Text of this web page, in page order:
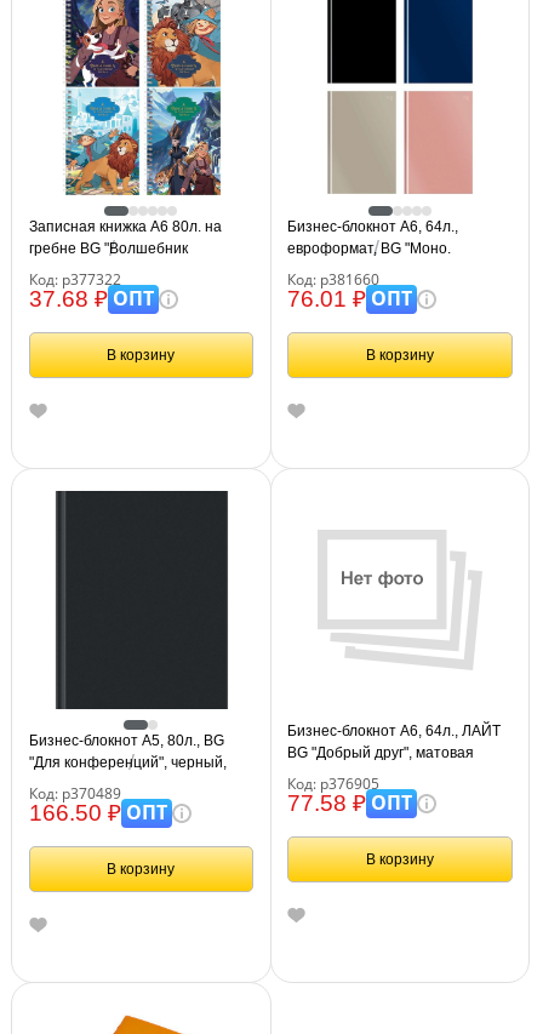
Записная книжка А6 80л. на
гребне BG "Волшебник
Код: р377322
37.68 ₽ОПТ
В корзину
Бизнес-блокнот А6, 64л.,
евроформат, BG "Моно.
ламинация
Код: р381660
76.01 ₽ОПТ
В корзину
Бизнес-блокнот А5, 80л., BG
"Для конференций", черный,
Код: р370489
166.50 ₽ОПТ
В корзину
Бизнес-блокнот А6, 64л., ЛАЙТ
BG "Добрый друг", матовая
Код: р376905
77.58 ₽ОПТ
В корзину